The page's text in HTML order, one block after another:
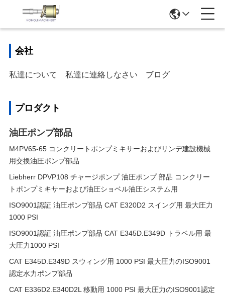
会社
私達について 私達に連絡しなさい ブログ
プロダクト
油圧ポンプ部品
M4PV65-65 コンクリートポンプミキサーおよびリンデ建設機械
用交換油圧ポンプ部品
Liebherr DPVP108 チャージポンプ 油圧ポンプ 部品 コンクリー
トポンプミキサーおよび油圧ショベル油圧システム用
ISO9001認証 油圧ポンプ部品 CAT E320D2 スイング用 最大圧力
1000 PSI
ISO9001認証 油圧ポンプ部品 CAT E345D.E349D トラベル用 最
大圧力1000 PSI
CAT E345D.E349D スウィング用 1000 PSI 最大圧力のISO9001
認定水力ポンプ部品
CAT E336D2.E340D2L 移動用 1000 PSI 最大圧力のISO9001認定